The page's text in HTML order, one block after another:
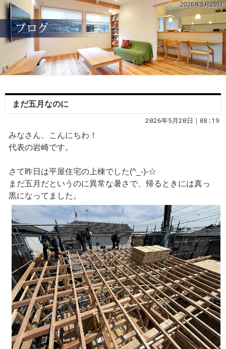
2026年5月20日
まだ五月なのに
2026年5月20日｜08:19
みなさん、こんにちわ！
代表の岩崎です。
さて昨日は平屋住宅の上棟でした(^_-)-☆
まだ五月だというのに異常な暑さで、帰るときには真っ
黒になってました。